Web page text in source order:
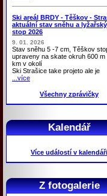
Ski areál BRDY - Těškov -
aktuální stav sněhu a
stop 2026
9. 01. 2026
Stav sněhu 5 -7 cm, Těškov
upraveny na skate okruh 600 m
km v okolí
Ski Strašice take projeto ale je
...více
Všechny zprávičky
Kalendář
Více událostí v kalendáři
Z fotogalerie